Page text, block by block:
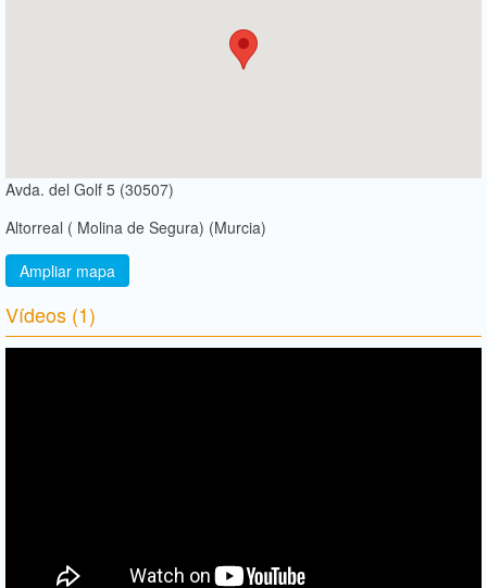
Avda. del Golf 5 (30507)
Altorreal ( Molina de Segura) (Murcia)
Ampliar mapa
Vídeos (1)